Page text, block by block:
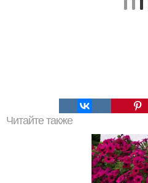
Читайте также